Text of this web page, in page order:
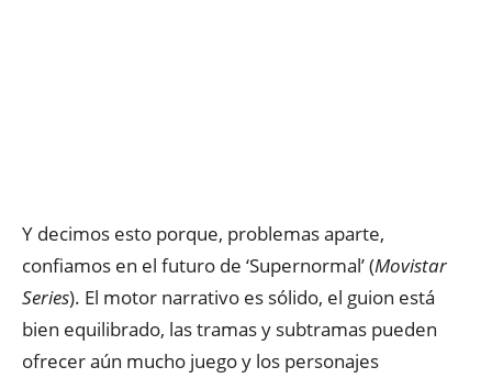
Y decimos esto porque, problemas aparte,
confiamos en el futuro de ‘Supernormal’ (Movistar
Series). El motor narrativo es sólido, el guion está
bien equilibrado, las tramas y subtramas pueden
ofrecer aún mucho juego y los personajes